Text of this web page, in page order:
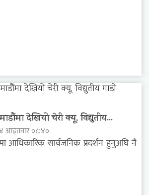
देखियो चेरी क्यू, विद्युतीय...
आइतवार ०८:४०
आधिकारिक सार्वजनिक प्रदर्शन हुनुअघि नै